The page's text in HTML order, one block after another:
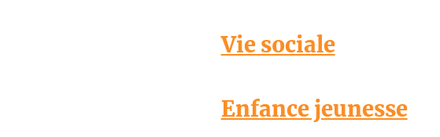
Vie sociale
Enfance jeunesse